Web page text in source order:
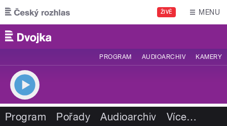
Přejít k hlavnímu obsahu
ŽIVĚ MENU
PROGRAM AUDIOARCHIV KAMERY
Program Pořady Audioarchiv Více…